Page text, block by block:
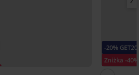
-20% GET20
Zniżka -40%